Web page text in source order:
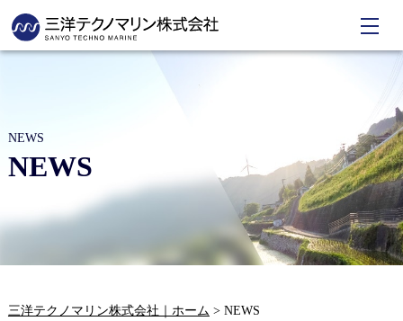
NEWS
NEWS
三洋テクノマリン株式会社｜ホーム > NEWS